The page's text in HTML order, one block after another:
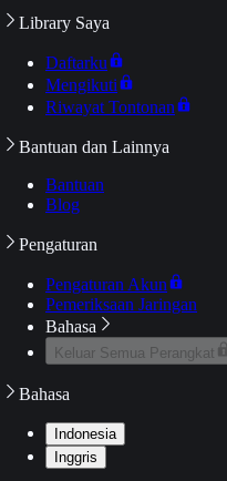
Library Saya
Daftarku
Mengikuti
Riwayat Tontonan
Bantuan dan Lainnya
Bantuan
Blog
Pengaturan
Pengaturan Akun
Pemeriksaan Jaringan
Bahasa
Keluar Semua Perangkat
Bahasa
Indonesia
Inggris